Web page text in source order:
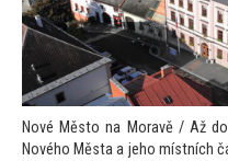
Nové Město na Moravě / Až
Nového Města a jeho místních